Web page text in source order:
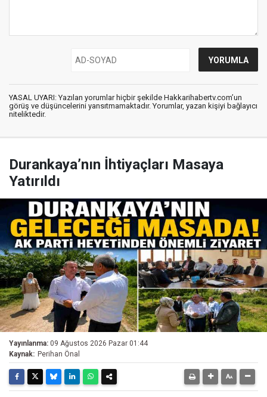
YASAL UYARI: Yazılan yorumlar hiçbir şekilde Hakkarihabertv.com’un
görüş ve düşüncelerini yansıtmamaktadır. Yorumlar, yazan kişiyi bağlayıcı
niteliktedir.
Durankaya’nın İhtiyaçları Masaya
Yatırıldı
Yayınlanma: 09 Ağustos 2026 Pazar 01:44
Kaynak: Perihan Önal